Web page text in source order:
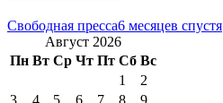
Свободная пресса6 месяцев спустя
Август 2026
Пн Вт Ср Чт Пт Сб Вс
1
2
3
4 5 6 7 8
9